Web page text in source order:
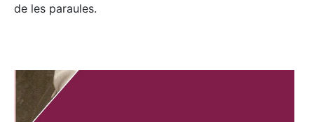
de les paraules.